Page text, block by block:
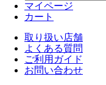
マイページ
カート
取り扱い店舗
よくある質問
ご利用ガイド
お問い合わせ